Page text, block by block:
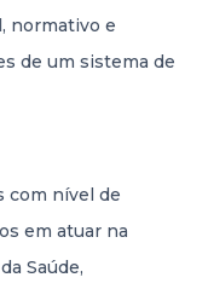
normativo e
de um sistema de
com nível de
em atuar na
Saúde,